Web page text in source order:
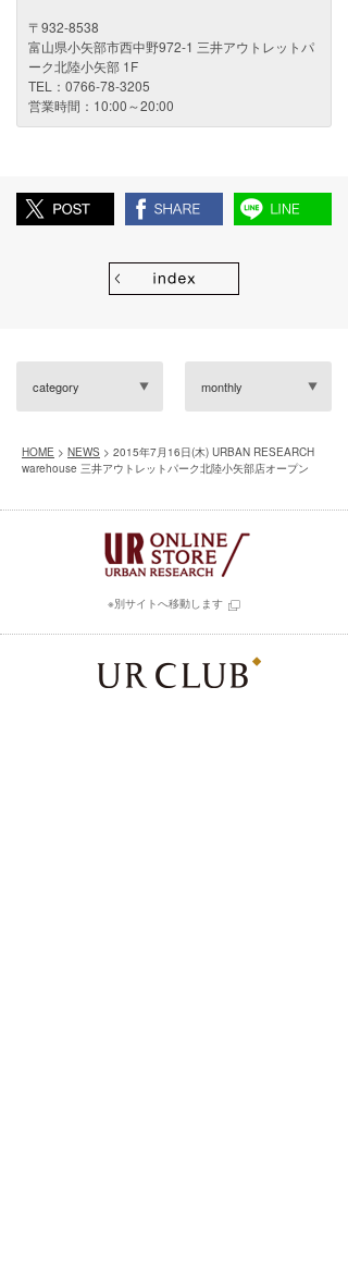
〒932-8538
富山県小矢部市西中野972-1 三井アウトレットパ
ーク北陸小矢部 1F
TEL：0766-78-3205
営業時間：10:00～20:00
category monthly
HOME > NEWS > 2015年7月16日(木) URBAN RESEARCH
warehouse 三井アウトレットパーク北陸小矢部店オープン
※別サイトへ移動します